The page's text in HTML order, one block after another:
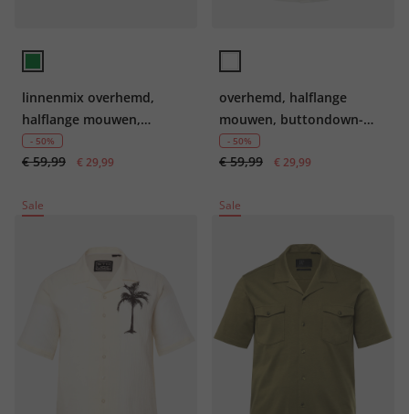
linnenmix overhemd,
halflange mouwen,
borduurwerk, Cubaanse
kraag, Cuba-pasvorm, tot
- 50%
€ 59,99 € 29,99
overhemd, halflange
mouwen, buttondown-
kraag, boxy fit, tot 8XL
- 50%
€ 59,99 € 29,99
Sale Sale